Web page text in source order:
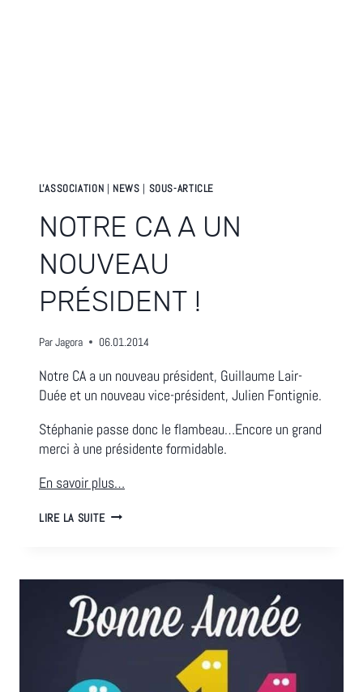
L'ASSOCIATION NEWS SOUS-ARTICLE
NOTRE CA A UN
NOUVEAU
PRÉSIDENT !
ParJagora 06.01.2014
Notre CA a un nouveau président, Guillaume Lair-
Duée et un nouveau vice-président, Julien Fontignie.
Stéphanie passe donc le flambeau…Encore un grand
merci à une présidente formidable.
En savoir plus…
LIRE LA SUITENOTRE
PRÉSIDENT
!